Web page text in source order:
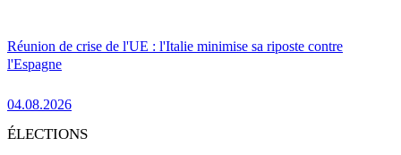
Réunion de crise de l'UE : l'Italie minimise sa riposte contre
l'Espagne
04.08.2026
ÉLECTIONS